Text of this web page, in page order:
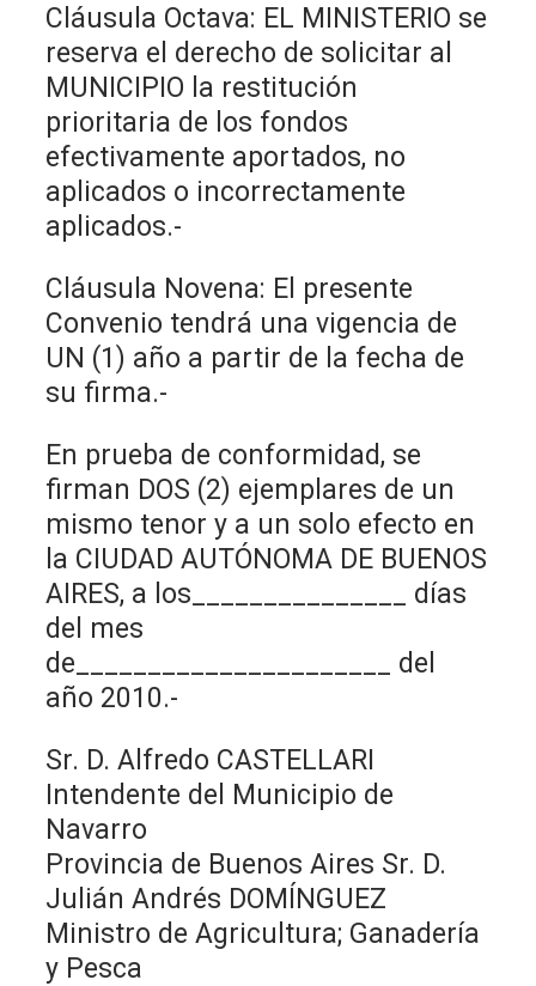
Cláusula Octava: EL MINISTERIO se
reserva el derecho de solicitar al
MUNICIPIO la restitución
prioritaria de los fondos
efectivamente aportados, no
aplicados o incorrectamente
aplicados.-
Cláusula Novena: El presente
Convenio tendrá una vigencia de
UN (1) año a partir de la fecha de
su firma.-
En prueba de conformidad, se
firman DOS (2) ejemplares de un
mismo tenor y a un solo efecto en
la CIUDAD AUTÓNOMA DE BUENOS
AIRES, a los_______________ días
del mes
de______________________ del
año 2010.-
Sr. D. Alfredo CASTELLARI
Intendente del Municipio de
Navarro
Provincia de Buenos Aires Sr. D.
Julián Andrés DOMÍNGUEZ
Ministro de Agricultura; Ganadería
y Pesca